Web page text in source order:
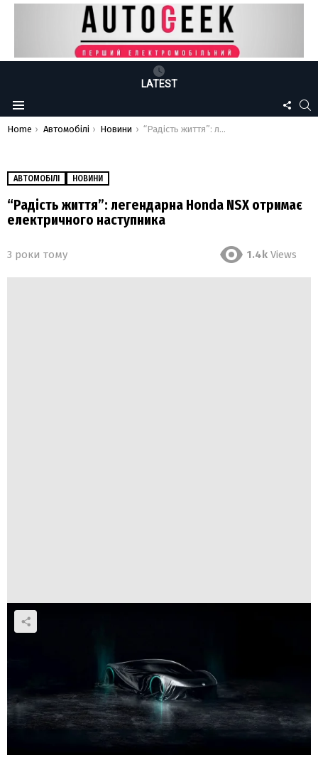
LATEST
Menu
US
You are here:
Home Автомобілі Новини “Радість життя”: легендарна Honda NSX отримає електричного наступника
АВТОМОБІЛІ НОВИНИ
“Радість життя”: легендарна Honda NSX отримає
електричного наступника
3 роки тому 1.4k Views